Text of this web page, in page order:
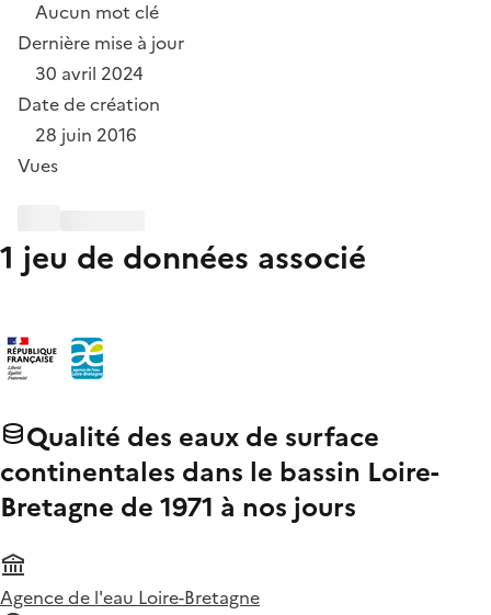
Aucun mot clé
Dernière mise à jour
30 avril 2024
Date de création
28 juin 2016
Vues
1 jeu de données associé
Qualité des eaux de surface
continentales dans le bassin Loire-
Bretagne de 1971 à nos jours
Agence de l'eau Loire-Bretagne